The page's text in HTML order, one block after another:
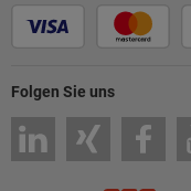
Folgen Sie uns